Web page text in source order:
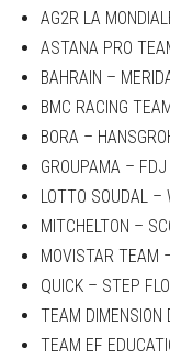
AG2R LA
ASTANA PRO
BAHRAIN –
BMC RACING
BORA –
GROUPAMA –
LOTTO SOUDAL
MITCHELTON –
MOVISTAR
QUICK – STEP
TEAM
TEAM EF